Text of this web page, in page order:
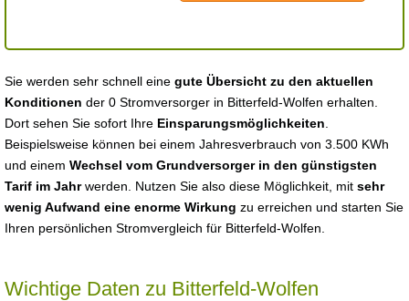
Sie werden sehr schnell eine gute Übersicht zu den aktuellen
Konditionen der 0 Stromversorger in Bitterfeld-Wolfen erhalten.
Dort sehen Sie sofort Ihre Einsparungsmöglichkeiten
Beispielsweise können bei einem Jahresverbrauch von 3.500 KWh
und einem Wechsel vom Grundversorger in den günstigsten
Tarif im Jahrwerden. Nutzen Sie also diese Möglichkeit, mit sehr
wenig Aufwand eine enorme Wirkung zu erreichen und starten Sie
Ihren persönlichen Stromvergleich für Bitterfeld-Wolfen.
Wichtige Daten zu Bitterfeld-Wolfen